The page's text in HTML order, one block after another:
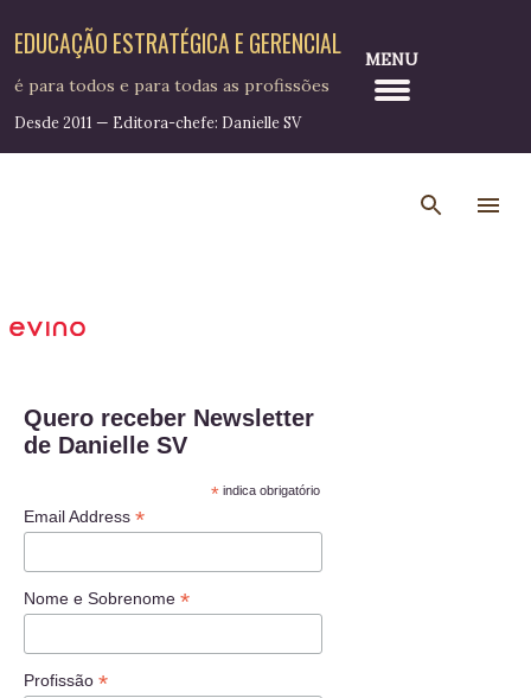
Pular para o conteúdo principal
EDUCAÇÃO ESTRATÉGICA E GERENCIAL
é para todos e para todas as profissões
Desde 2011 — Editora-chefe: Danielle SV
MENU
Quero receber Newsletter
de Danielle SV
*indica obrigatório
Email Address *
Nome e Sobrenome *
Profissão *